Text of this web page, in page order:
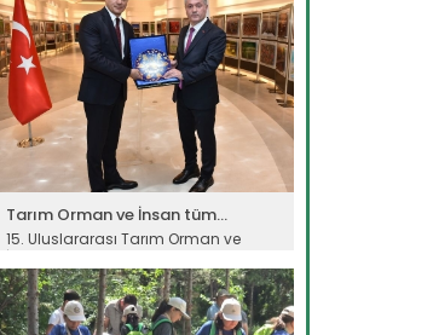
Tarım Orman ve İnsan tüm...
15. Uluslararası Tarım Orman ve
İnsan Fotoğraf Yarışması’nda ödül...
Devamını Oku ->